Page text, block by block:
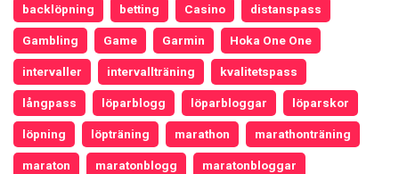
backlöpning betting Casino distanspass
Gambling Game Garmin Hoka One One
intervaller intervallträning kvalitetspass
långpass löparblogg löparbloggar löparskor
löpning löpträning marathon marathonträning
maraton maratonblogg maratonbloggar